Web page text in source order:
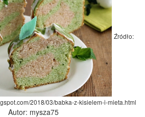
Źródło:
2018/03/babka-z-kisielem-i-mieta.html
Autor: mysza75